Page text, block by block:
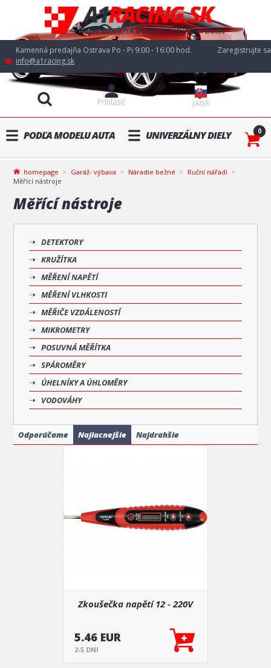
Kamenná predajňa Ostrava Po - Pi 9:00 - 16:00 hod.
info@a1racing.sk
Jazyk
Prihlásiť
Zaregistrujte sa
PODĽA MODELU AUTA UNIVERZÁLNY DIELY 0
homepage Garáž- výbava Náradie bežné
Ruční nářadí
Měřící nástroje
Měřící nástroje
DETEKTORY
KRUŽÍTKA
MĚŘENÍ NAPĚTÍ
MĚŘENÍ VLHKOSTI
MĚŘIČE VZDÁLENOSTÍ
MIKROMETRY
POSUVNÁ MĚŘÍTKA
SPÁROMĚRY
ÚHELNÍKY A ÚHLOMĚRY
VODOVÁHY
Odporúčame Najlacnejšie Najdrahšie
Zkoušečka napětí 12 - 220V
5.46 EUR
2-5 DNI